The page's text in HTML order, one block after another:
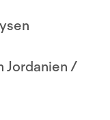
Jordanien /